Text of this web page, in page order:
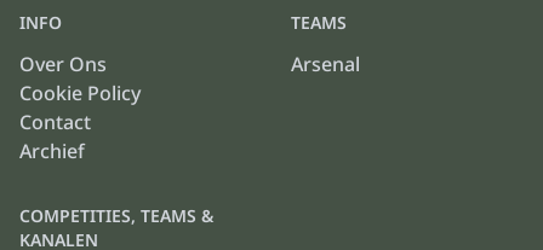
INFO
Over Ons
Cookie Policy
Contact
Archief
TEAMS
Arsenal
COMPETITIES, TEAMS &
KANALEN